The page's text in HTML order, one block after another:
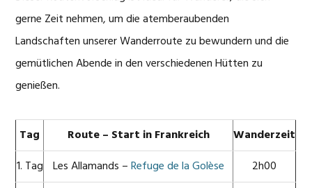
gerne Zeit nehmen, um die atemberaubenden
Landschaften unserer Wanderroute zu bewundern und die
gemütlichen Abende in den verschiedenen Hütten zu
genießen.
Tag Route – Start in Frankreich
Wanderzeit
1. Tag Les Allamands –Refuge de la Golèse
2h00